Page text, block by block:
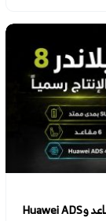
فريلاندر 8 تدخل الإنتاج رسميًا: SUV بمدى ممتد و6 مقاعد وHuawei ADS